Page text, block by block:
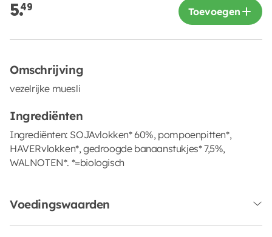
5.49 Toevoegen
Omschrijving
vezelrijke muesli
Ingrediënten
Ingrediënten: SOJAvlokken* 60%, pompoenpitten*,
HAVERvlokken*, gedroogde banaanstukjes* 7,5%,
WALNOTEN*. *=biologisch
Voedingswaarden